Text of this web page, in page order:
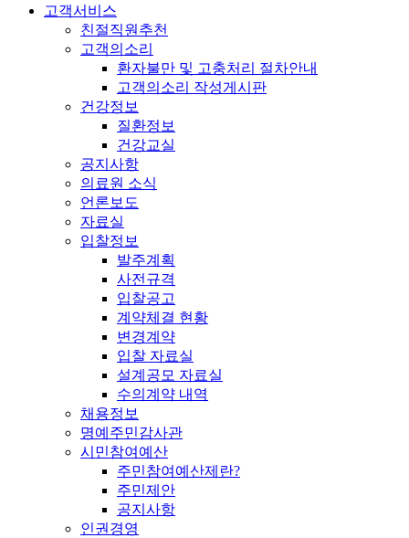
고객서비스
친절직원추천
고객의소리
환자불만 및 고충처리 절차안내
고객의소리 작성게시판
건강정보
질환정보
건강교실
공지사항
의료원 소식
언론보도
자료실
입찰정보
발주계획
사전규격
입찰공고
계약체결 현황
변경계약
입찰 자료실
설계공모 자료실
수의계약 내역
채용정보
명예주민감사관
시민참여예산
주민참여예산제란?
주민제안
공지사항
인권경영